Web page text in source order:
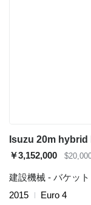
￥3,152,000
建設機械 - バケッ
2015
Euro 4